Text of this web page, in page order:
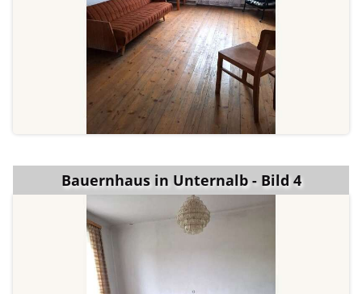
Bauernhaus in Unternalb - Bild 4